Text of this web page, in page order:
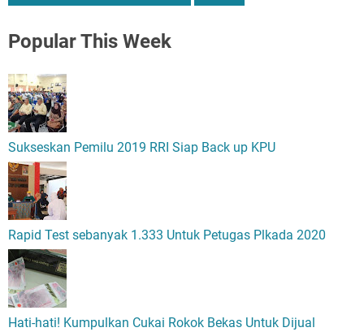
PopularThis Week
Sukseskan Pemilu 2019 RRI Siap Back up KPU
Rapid Test sebanyak 1.333 Untuk Petugas Plkada 2020
Hati-hati! Kumpulkan Cukai Rokok Bekas Untuk Dijual